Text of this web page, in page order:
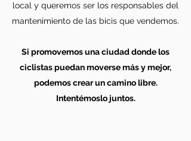
local y queremos ser los responsables del
mantenimiento de las bicis que vendemos.
Si promovemos una ciudad donde los
ciclistas puedan moverse más y mejor,
podemos crear un camino libre.
Intentémoslo juntos.